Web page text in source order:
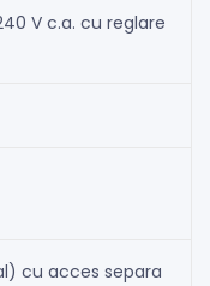
V c.a. cu reglare
cu acces separa